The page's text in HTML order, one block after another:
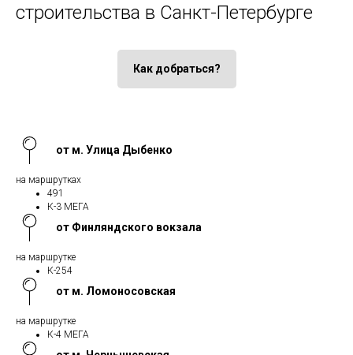
строительства в Санкт-Петербурге
Как добраться?
от м. Улица Дыбенко
на маршрутках
491
К-3 МЕГА
от Финляндского вокзала
на маршрутке
К-254
от м. Ломоносовская
на маршрутке
К-4 МЕГА